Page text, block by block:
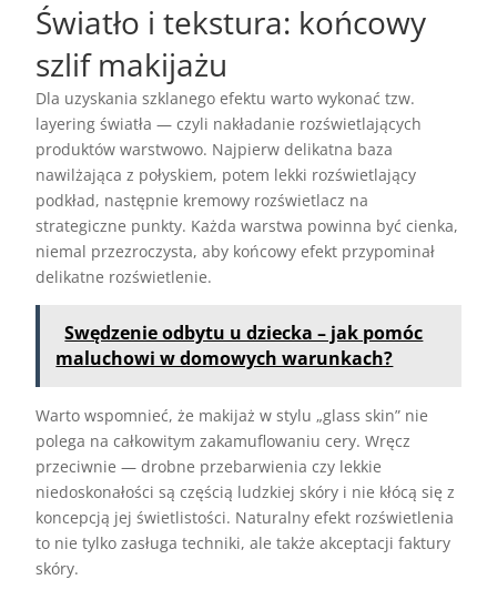
Światło i tekstura: końcowy
szlif makijażu
Dla uzyskania szklanego efektu warto wykonać tzw.
layering światła — czyli nakładanie rozświetlających
produktów warstwowo. Najpierw delikatna baza
nawilżająca z połyskiem, potem lekki rozświetlający
podkład, następnie kremowy rozświetlacz na
strategiczne punkty. Każda warstwa powinna być cienka,
niemal przezroczysta, aby końcowy efekt przypominał
delikatne rozświetlenie.
Swędzenie odbytu u dziecka – jak pomóc
maluchowi w domowych warunkach?
Warto wspomnieć, że makijaż w stylu „glass skin” nie
polega na całkowitym zakamuflowaniu cery. Wręcz
przeciwnie — drobne przebarwienia czy lekkie
niedoskonałości są częścią ludzkiej skóry i nie kłócą się z
koncepcją jej świetlistości. Naturalny efekt rozświetlenia
to nie tylko zasługa techniki, ale także akceptacji faktury
skóry.